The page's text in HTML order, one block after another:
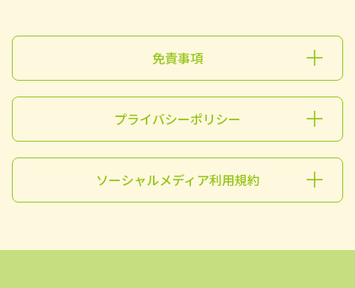
免責事項
プライバシーポリシー
ソーシャルメディア利用規約